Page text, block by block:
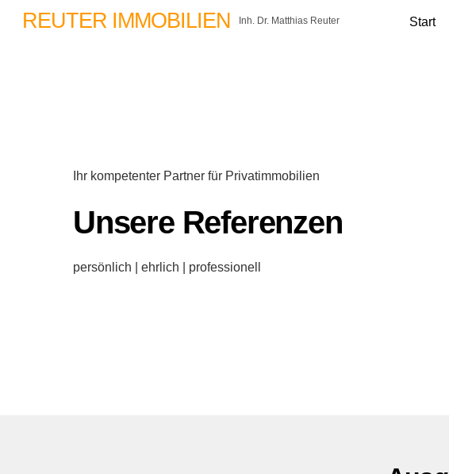
REUTER IMMOBILIEN Inh. Dr. Matthias Reuter Start
Ihr kompetenter Partner für Privatimmobilien
Unsere Referenzen
persönlich | ehrlich | professionell